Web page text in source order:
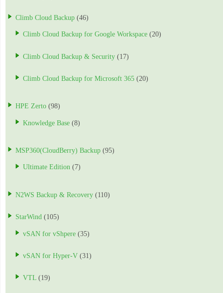
Climb Cloud Backup (46)
Climb Cloud Backup for Google Workspace (20)
Climb Cloud Backup & Security (17)
Climb Cloud Backup for Microsoft 365 (20)
HPE Zerto (98)
Knowledge Base (8)
MSP360(CloudBerry) Backup (95)
Ultimate Edition (7)
N2WS Backup & Recovery (110)
StarWind (105)
vSAN for vShpere (35)
vSAN for Hyper-V (31)
VTL (19)